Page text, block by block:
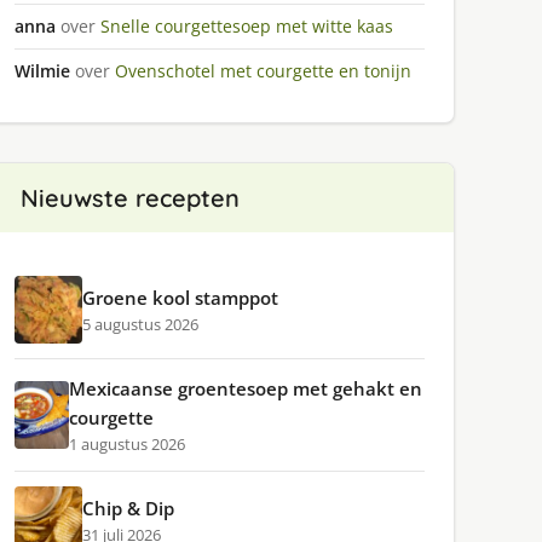
anna over Snelle courgettesoep met witte kaas
Wilmie over Ovenschotel met courgette en tonijn
Nieuwste recepten
Groene kool stamppot
5 augustus 2026
Mexicaanse groentesoep met gehakt en
courgette
1 augustus 2026
Chip & Dip
31 juli 2026